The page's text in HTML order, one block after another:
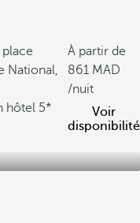
National,
hôtel 5*
À partir de
861
/nuit
Voir
disponibilité